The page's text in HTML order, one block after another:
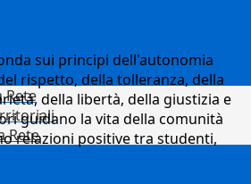
Rete
Rete
sui principi dell'autonomia
rispetto, della tolleranza, della
della libertà, della giustizia e
guidano la vita della comunità
relazioni positive tra studenti,